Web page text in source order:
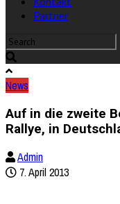
Partner
News
Auf in die zweite
Rallye, in
Admin
7. April 2013